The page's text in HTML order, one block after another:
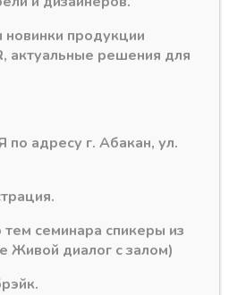
GTVНаправляющие скрытого монтажа
SLIDE не полного
3/4 выдвиж. L-550
для деревян.
продукции
, актуальные решения для
адресу г. Абакан, ул.
семинара спикеры из
диалог с залом)